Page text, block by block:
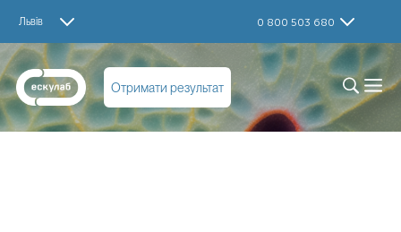
Львів 0 800 503 680
Отримати результат